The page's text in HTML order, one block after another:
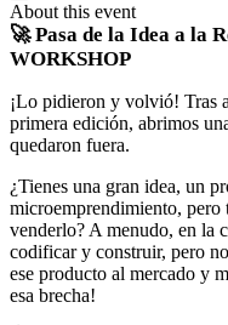
About this event
🚀 Pasa de la Idea a la
WORKSHOP
¡Lo pidieron y volvió! Tras
primera edición, abrimos
quedaron fuera.
¿Tienes una gran idea, un
microemprendimiento, pero
venderlo? A menudo, en la
codificar y construir, pero
ese producto al mercado y
esa brecha!